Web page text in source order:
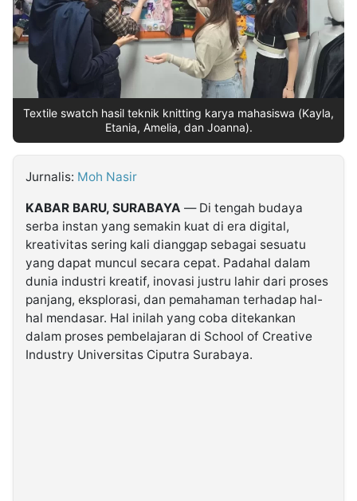
Follow
Kabarbaru
Kabarbaru.co
2026
Kabarbaru
Media
Holding
Textile swatch hasil teknik knitting karya mahasiswa (Kayla,
Etania, Amelia, dan Joanna).
Jurnalis: Moh Nasir
KABAR BARU, SURABAYA — Di tengah budaya
serba instan yang semakin kuat di era digital,
kreativitas sering kali dianggap sebagai sesuatu
yang dapat muncul secara cepat. Padahal dalam
dunia industri kreatif, inovasi justru lahir dari proses
panjang, eksplorasi, dan pemahaman terhadap hal-
hal mendasar. Hal inilah yang coba ditekankan
dalam proses pembelajaran di School of Creative
Industry Universitas Ciputra Surabaya.